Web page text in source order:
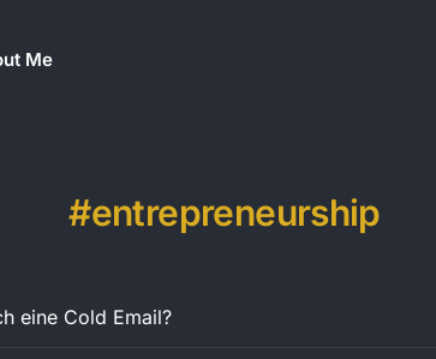
Me
entrepreneurship
eine Cold Email?